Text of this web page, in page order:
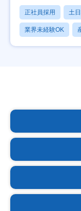
正社員採用 土
業界未経験OK